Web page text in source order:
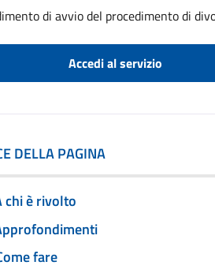
di avvio del procedimento di
Accedi al servizio
DELLA PAGINA
chi è rivolto
fare